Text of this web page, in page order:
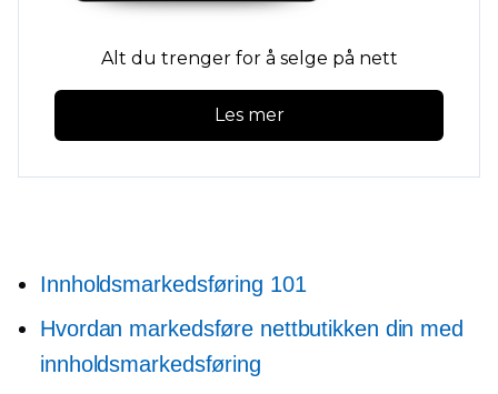
Alt du trenger for å selge på nett
Les mer
Innholdsmarkedsføring 101
Hvordan markedsføre nettbutikken din med
innholdsmarkedsføring